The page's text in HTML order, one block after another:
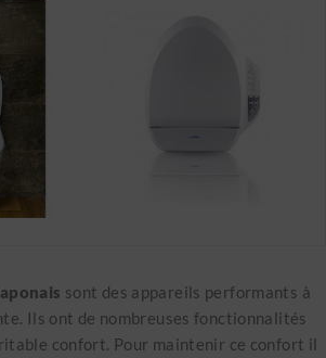
sont des appareils performants à
Ils ont de nombreuses fonctionnalités
confort. Pour maintenir ce confort il